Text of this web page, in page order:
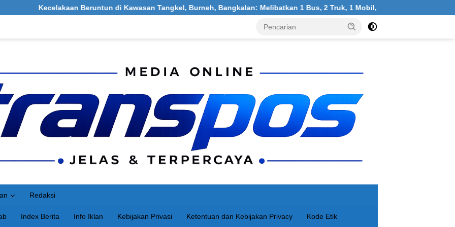
Beruntun di Kawasan Tangkel, Burneh, Bangkalan: Melibatkan 1 Bus, 2 Truk, 1 Mobil, 1 Sepeda Motor
Redaksi
Index Berita Info Iklan Kebijakan Privasi Ketentuan dan Kebijakan Privacy Kode Etik